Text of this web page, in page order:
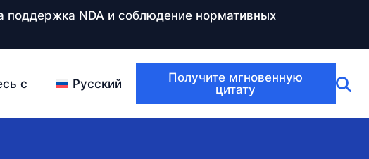
NDA и соблюдение нормативных
с Русский
Получите мгновенную
цитату